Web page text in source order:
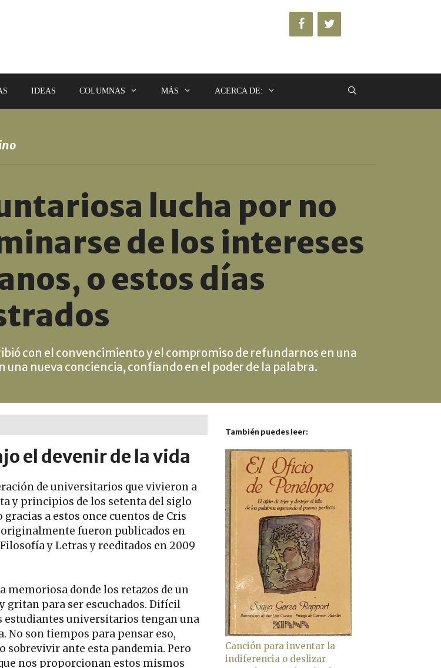
IDEAS COLUMNAS MÁS ACERCA DE:
lucha por no
de los intereses
o estos días
con el convencimiento y el compromiso de refundarnos en una
una nueva conciencia, confiando en el poder de la palabra.
el devenir de la vida
de universitarios que vivieron a
y principios de los setenta del siglo
a estos once cuentos de Cris
fueron publicados en
y Letras y reeditados en 2009
memoriosa donde los retazos de un
gritan para ser escuchados. Difícil
estudiantes universitarios tengan una
No son tiempos para pensar eso,
sobrevivir ante esta pandemia. Pero
nos proporcionan estos mismos
También puedes leer:
Canción para inventar la
indiferencia o deslizar